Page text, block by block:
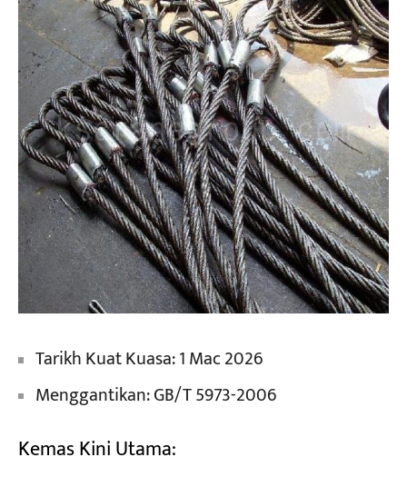
Tarikh Kuat Kuasa: 1 Mac 2026
Menggantikan: GB/T 5973-2006
Kemas Kini Utama: